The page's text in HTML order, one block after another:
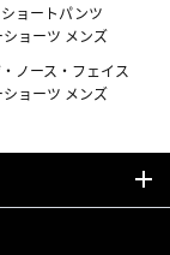
ショートパンツ
ショーツ メンズ
ノース・フェイス
ショーツ メンズ